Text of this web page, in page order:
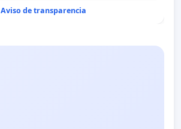
Aviso de transparencia